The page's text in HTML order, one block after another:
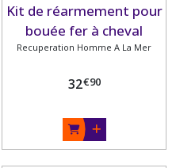
Kit de réarmement pour
bouée fer à cheval
gonflable automatique.
Recuperation Homme A La Mer
32€90